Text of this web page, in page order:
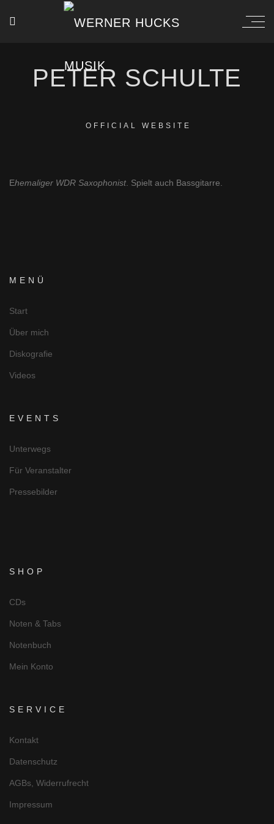
PETER SCHULTE
OFFICIAL WEBSITE
Ehemaliger WDR Saxophonist. Spielt auch Bassgitarre.
MENÜ
Start
Über mich
Diskografie
Videos
EVENTS
Unterwegs
Für Veranstalter
Pressebilder
SHOP
CDs
Noten & Tabs
Notenbuch
Mein Konto
SERVICE
Kontakt
Datenschutz
AGBs, Widerrufrecht
Impressum